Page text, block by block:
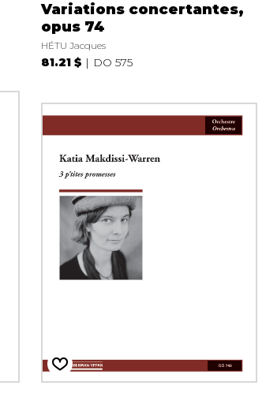
Variations concertantes,
opus 74
HÉTU Jacques
81.21 $ DO 575